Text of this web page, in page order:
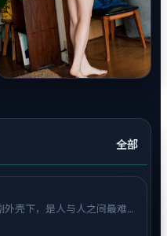
全部
壳下，是人与人之间最难拆